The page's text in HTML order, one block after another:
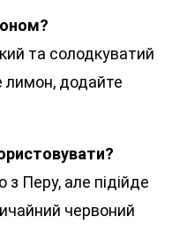
та солодкуватий
лимон, додайте
Перу, але підійде
червоний